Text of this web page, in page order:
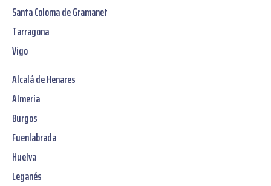
Santa Coloma de Gramanet
Tarragona
Vigo
Alcalá de Henares
Almería
Burgos
Fuenlabrada
Huelva
Leganés